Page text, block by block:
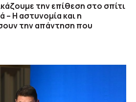
την επίθεση στο σπίτι
– Η αστυνομία και η
την απάντηση που